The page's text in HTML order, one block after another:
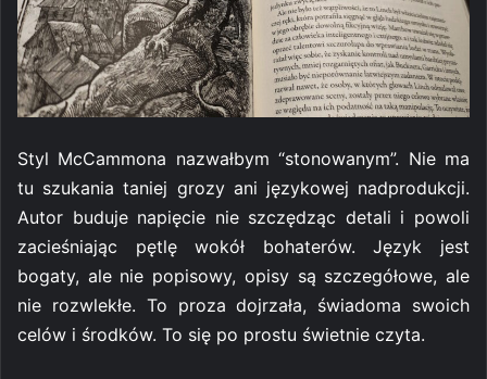
Styl McCammona nazwałbym “stonowanym”. Nie ma
tu szukania taniej grozy ani językowej nadprodukcji.
Autor buduje napięcie nie szczędząc detali i powoli
zacieśniając pętlę wokół bohaterów. Język jest
bogaty, ale nie popisowy, opisy są szczegółowe, ale
nie rozwlekłe. To proza dojrzała, świadoma swoich
celów i środków. To się po prostu świetnie czyta.